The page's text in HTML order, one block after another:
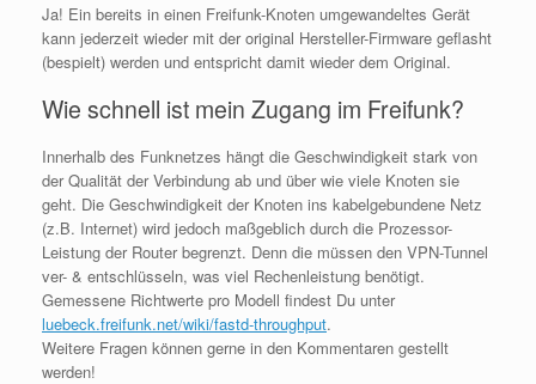
Ja! Ein bereits in einen Freifunk-Knoten umgewandeltes Gerät
kann jederzeit wieder mit der original Hersteller-Firmware geflasht
(bespielt) werden und entspricht damit wieder dem Original.
Wie schnell ist mein Zugang im Freifunk?
Innerhalb des Funknetzes hängt die Geschwindigkeit stark von
der Qualität der Verbindung ab und über wie viele Knoten sie
geht. Die Geschwindigkeit der Knoten ins kabelgebundene Netz
(z.B. Internet) wird jedoch maßgeblich durch die Prozessor-
Leistung der Router begrenzt. Denn die müssen den VPN-Tunnel
ver- & entschlüsseln, was viel Rechenleistung benötigt.
Gemessene Richtwerte pro Modell findest Du unter
luebeck.freifunk.net/wiki/fastd-throughput.
Weitere Fragen können gerne in den Kommentaren gestellt
werden!